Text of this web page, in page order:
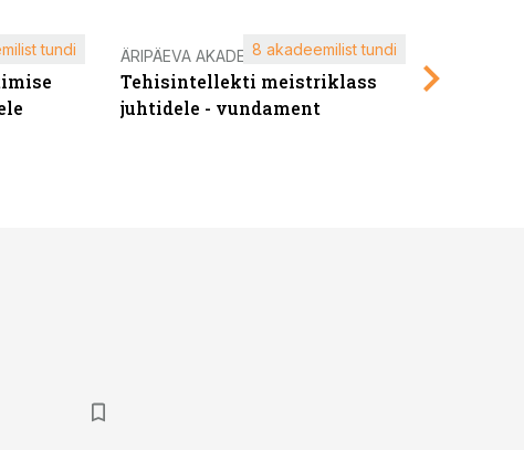
tundi ÄRIPÄEVA AKADEEMIA
Tehisintellekti meistriklass
juhtidele - vundament
8 akadeemilist tundi